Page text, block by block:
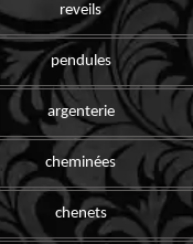
reveils
pendules
argenterie
cheminées
chenets